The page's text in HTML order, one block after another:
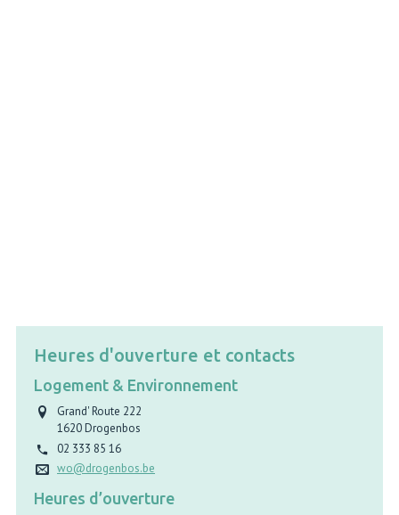
Heures d'ouverture et contacts
Logement & Environnement
Grand' Route 222
1620Drogenbos
02 333 85 16
wo@drogenbos.be
Heures d’ouverture